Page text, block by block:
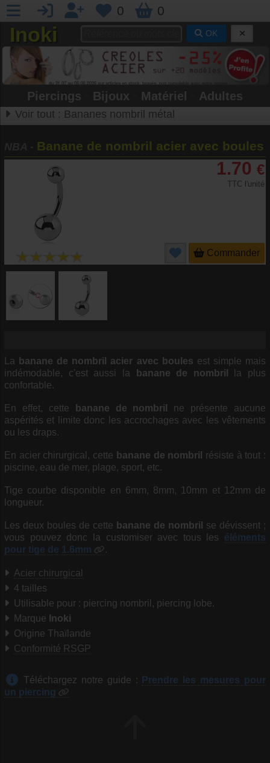
0 0
Inoki OK
Piercings Bijoux Matériel Adultes
Voir tout : Bananes nombril métal
Banane de nombril acier avec boules
1.70 €
TTC l'unité
Commander
La banane de nombril acier avec boules est simple mais
indémodable, c'est aussi la
banane de nombril
la plus
confortable.
En effet, cette banane de nombril
ne présente aucune
aspérités et limite donc les accrochages avec les vêtements
ou les draps.
En acier chirurgical, cette banane de nombril résiste à tout :
piscine, eau de mer, plage, sport, etc.
Tige courbe disponible en 6mm, 8mm, 10mm et 12mm de
longueur.
Les deux boules de cette banane de nombril se dévissent ;
vous pouvez donc la customiser avec tous les éléments
pour tige de 1.6mm
.
Acier chirurgical
4 tailles
Utilisable pour : piercing nombril, piercing lobe.
Marque Inoki
Origine Thaïlande
Conformité RSGP
Téléchargez notre guide :
Prendre les mesures pour
un piercing